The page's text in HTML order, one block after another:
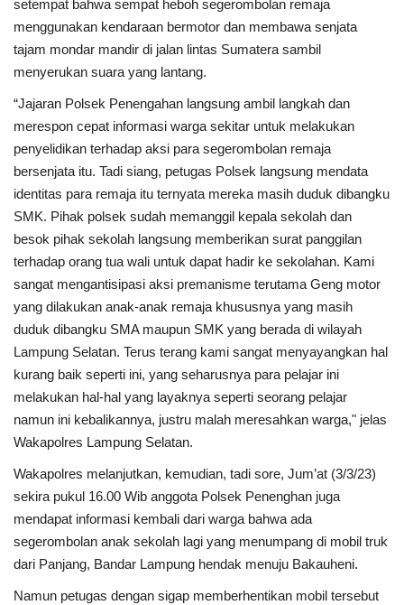
setempat bahwa sempat heboh segerombolan remaja
menggunakan kendaraan bermotor dan membawa senjata
tajam mondar mandir di jalan lintas Sumatera sambil
menyerukan suara yang lantang.
“Jajaran Polsek Penengahan langsung ambil langkah dan
merespon cepat informasi warga sekitar untuk melakukan
penyelidikan terhadap aksi para segerombolan remaja
bersenjata itu. Tadi siang, petugas Polsek langsung mendata
identitas para remaja itu ternyata mereka masih duduk dibangku
SMK. Pihak polsek sudah memanggil kepala sekolah dan
besok pihak sekolah langsung memberikan surat panggilan
terhadap orang tua wali untuk dapat hadir ke sekolahan. Kami
sangat mengantisipasi aksi premanisme terutama Geng motor
yang dilakukan anak-anak remaja khususnya yang masih
duduk dibangku SMA maupun SMK yang berada di wilayah
Lampung Selatan. Terus terang kami sangat menyayangkan hal
kurang baik seperti ini, yang seharusnya para pelajar ini
melakukan hal-hal yang layaknya seperti seorang pelajar
namun ini kebalikannya, justru malah meresahkan warga," jelas
Wakapolres Lampung Selatan.
Wakapolres melanjutkan, kemudian, tadi sore, Jum’at (3/3/23)
sekira pukul 16.00 Wib anggota Polsek Penenghan juga
mendapat informasi kembali dari warga bahwa ada
segerombolan anak sekolah lagi yang menumpang di mobil truk
dari Panjang, Bandar Lampung hendak menuju Bakauheni.
Namun petugas dengan sigap memberhentikan mobil tersebut